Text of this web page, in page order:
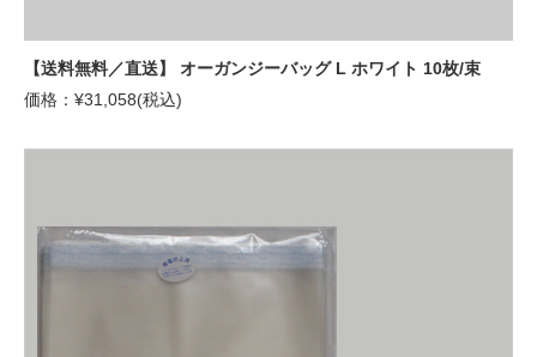
【送料無料／直送】 オーガンジーバッグ L ホワイト 10枚/束
価格：¥31,058(税込)